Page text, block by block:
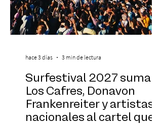
Surfestival 2027 suma a
Los Cafres, Donavon
Frankenreiter y artistas
nacionales al cartel que
hace 3 días 3 min de lectura